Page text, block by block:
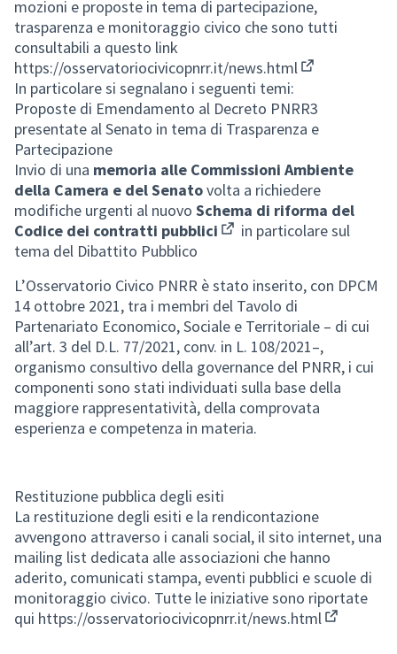
mozioni e proposte in tema di partecipazione,
trasparenza e monitoraggio civico che sono tutti
consultabili a questo link
https://osservatoriocivicopnrr.it/news.html
In particolare si segnalano i seguenti temi:
Proposte di Emendamento al Decreto PNRR3
presentate al Senato in tema di Trasparenza e
Partecipazione
Invio di una memoria alle Commissioni Ambiente
della Camera e del Senatovolta a richiedere
modifiche urgenti al nuovo Schema di riforma del
Codice dei contratti pubblici
(Collegamento esterno)
in particolare sul
tema del Dibattito Pubblico
L’Osservatorio Civico PNRR è stato inserito, con DPCM
14 ottobre 2021, tra i membri del Tavolo di
Partenariato Economico, Sociale e Territoriale – di cui
all’art. 3 del D.L. 77/2021, conv. in L. 108/2021–,
organismo consultivo della governance del PNRR, i cui
componenti sono stati individuati sulla base della
maggiore rappresentatività, della comprovata
esperienza e competenza in materia.
Restituzione pubblica degli esiti
La restituzione degli esiti e la rendicontazione
avvengono attraverso i canali social, il sito internet, una
mailing list dedicata alle associazioni che hanno
aderito, comunicati stampa, eventi pubblici e scuole di
monitoraggio civico. Tutte le iniziative sono riportate
qui https://osservatoriocivicopnrr.it/news.html